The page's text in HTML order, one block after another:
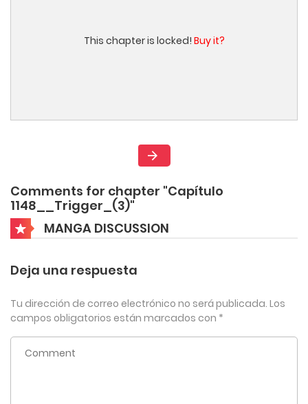
This chapter is locked! Buy it?
Comments for chapter "Capítulo
1148__Trigger_(3)"
MANGA DISCUSSION
Deja una respuesta
Tu dirección de correo electrónico no será publicada. Los
campos obligatorios están marcados con *